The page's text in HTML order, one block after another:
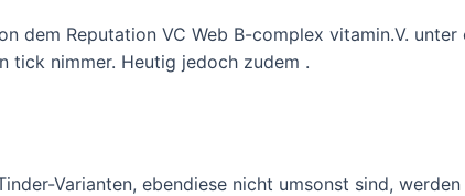
dem Reputation VC Web B-complex vitamin.V.
tick nimmer. Heutig jedoch zudem .
Varianten, ebendiese nicht umsonst sind,